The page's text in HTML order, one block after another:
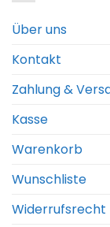
Über uns
Kontakt
Zahlung &
Kasse
Warenkorb
Wunschliste
Widerrufsrecht